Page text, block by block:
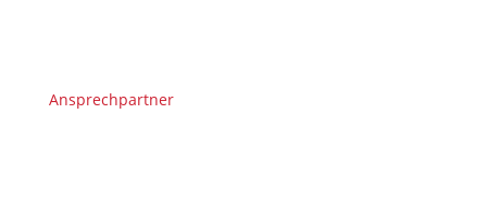
Ansprechpartner